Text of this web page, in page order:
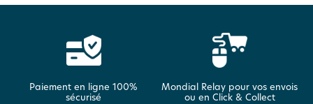
Paiement en ligne 100%
sécurisé
Mondial Relay pour vos envois
ou en Click & Collect